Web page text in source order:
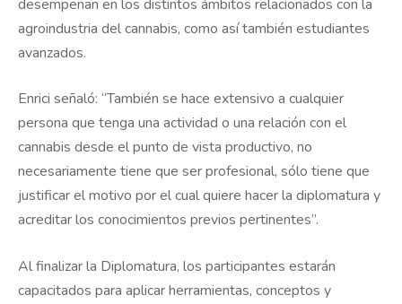
desempeñan en los distintos ámbitos relacionados con la
agroindustria del cannabis, como así también estudiantes
avanzados.
Enrici señaló: “También se hace extensivo a cualquier
persona que tenga una actividad o una relación con el
cannabis desde el punto de vista productivo, no
necesariamente tiene que ser profesional, sólo tiene que
justificar el motivo por el cual quiere hacer la diplomatura y
acreditar los conocimientos previos pertinentes”.
Al finalizar la Diplomatura, los participantes estarán
capacitados para aplicar herramientas, conceptos y